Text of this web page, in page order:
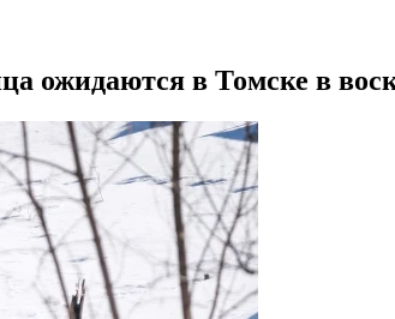
ожидаются в Томске в